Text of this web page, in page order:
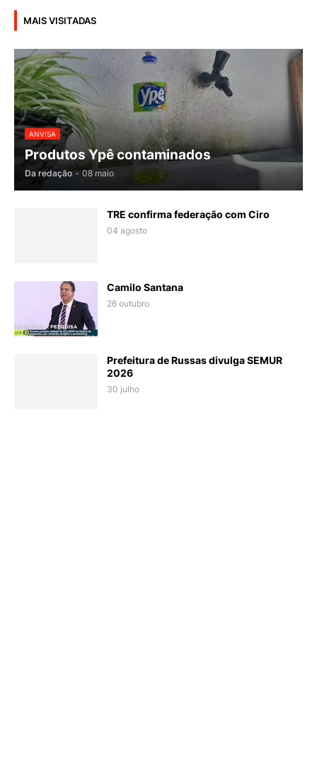
MAIS VISITADAS
ANVISA
Produtos Ypê contaminados
Da redação - 08 maio
TRE confirma federação com Ciro
04 agosto
Camilo Santana
26 outubro
Prefeitura de Russas divulga SEMUR
2026
30 julho